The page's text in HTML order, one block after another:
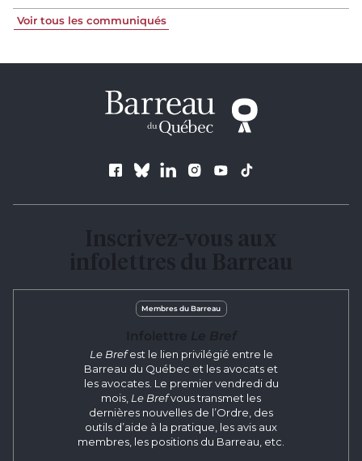
Voir tous les communiqués
Suivez le Barreau
Membres du Barreau
Le Brefest le lien privilégié entre le
Barreau du Québec et les avocats et
les avocates. Le premier vendredi du
mois, Le Brefvous transmet les
dernières nouvelles de l’Ordre, des
outils d’aide à la pratique, les avis aux
membres, les positions du Barreau, etc.